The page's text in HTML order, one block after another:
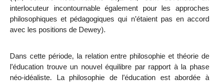
interlocuteur incontournable également pour les approches
philosophiques et pédagogiques qui n’étaient pas en accord
avec les positions de Dewey).
Dans cette période, la relation entre philosophie et théorie de
l’éducation trouve un nouvel équilibre par rapport à la phase
néo-idéaliste. La philosophie de l’éducation est abordée à